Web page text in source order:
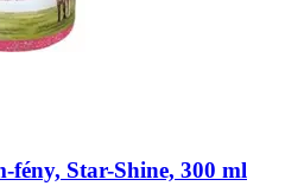
​fény, Star-​Shine, 300 ml